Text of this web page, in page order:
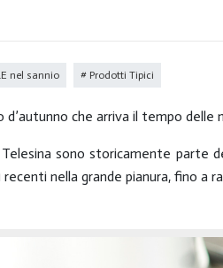
nel sannio Prodotti Tipici
d’autunno che arriva il tempo delle
Telesina sono storicamente parte
nella grande pianura, fino a